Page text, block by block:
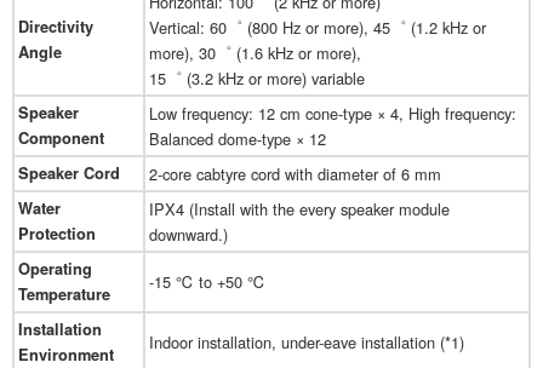
Directivity
Angle
Vertical: 60゜ (800 Hz or more), 45゜ (1.2 kHz or
more), 30゜ (1.6 kHz or more),
15゜ (3.2 kHz or more) variable
Speaker
Component
Low frequency: 12 cm cone-type × 4, High frequency:
Balanced dome-type × 12
Speaker Cord 2-core cabtyre cord with diameter of 6 mm
Water
Protection
IPX4 (Install with the every speaker module
downward.)
Operating
Temperature
-15 ℃ to +50 ℃
Installation
Environment
Indoor installation, under-eave installation (*1)